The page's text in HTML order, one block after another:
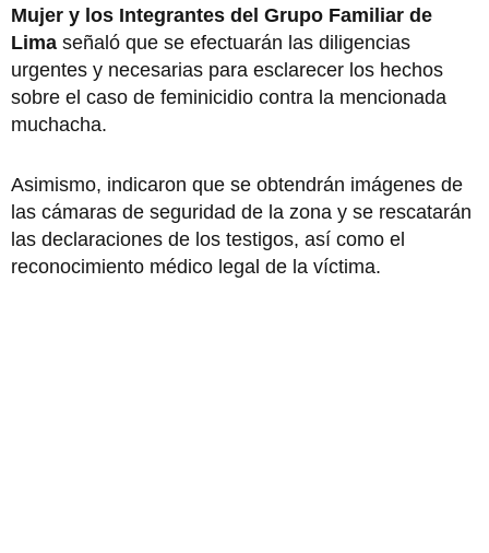
Mujer y los Integrantes del Grupo Familiar de
Lima señaló que se efectuarán las diligencias
urgentes y necesarias para esclarecer los hechos
sobre el caso de feminicidio contra la mencionada
muchacha.
Asimismo, indicaron que se obtendrán imágenes de
las cámaras de seguridad de la zona y se rescatarán
las declaraciones de los testigos, así como el
reconocimiento médico legal de la víctima.